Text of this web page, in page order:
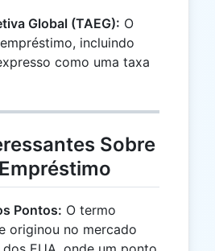
Global (TAEG): O
incluindo
como uma taxa
Sobre
Pontos: O termo
originou no mercado